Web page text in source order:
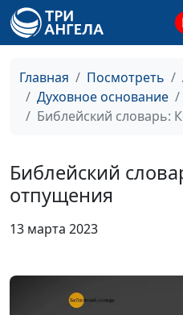
Главная Посмотреть
Духовное основание
Библейский словарь:
Библейский
отпущения
13 марта 2023
Библейский словарь:
Библейский словарь:
Библейский словарь:
Библейский словарь:
Библейский словарь:
Библейский словарь:
Библейский словарь:
Библейский словарь: